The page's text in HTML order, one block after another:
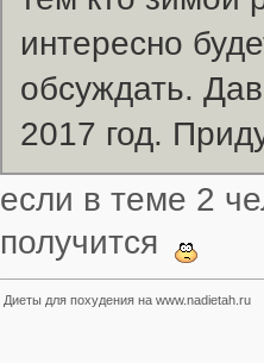
интересно
обсуждать.
2017 год.
если в теме 2
получится
Диеты для похудения на www.nadietah.ru